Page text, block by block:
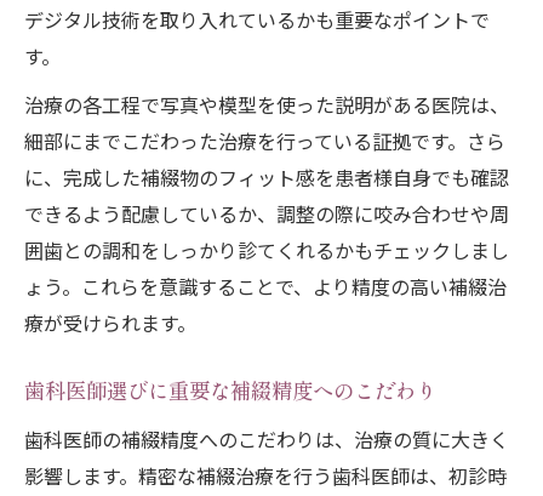
デジタル技術を取り入れているかも重要なポイントで
す。
治療の各工程で写真や模型を使った説明がある医院は、
細部にまでこだわった治療を行っている証拠です。さら
に、完成した補綴物のフィット感を患者様自身でも確認
できるよう配慮しているか、調整の際に咬み合わせや周
囲歯との調和をしっかり診てくれるかもチェックしまし
ょう。これらを意識することで、より精度の高い補綴治
療が受けられます。
歯科医師選びに重要な補綴精度へのこだわり
歯科医師の補綴精度へのこだわりは、治療の質に大きく
影響します。精密な補綴治療を行う歯科医師は、初診時